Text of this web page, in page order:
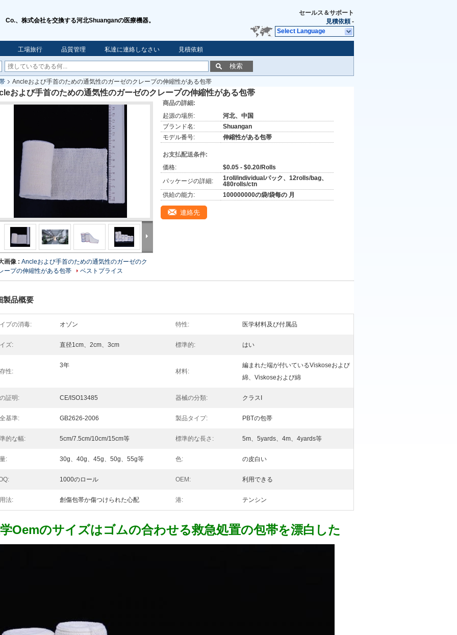
Co.、株式会社を交換する河北Shuanganの医療機器。
セールス＆サポート
見積依頼 -
Select Language
工場旅行 品質管理 私達に連絡しなさい 見積依頼
検索
Ancleおよび手首のための通気性のガーゼのクレープの伸縮性がある包帯
および手首のための通気性のガーゼのクレープの伸縮性がある包帯
画像 : Ancleおよび手首のための通気性のガーゼのク
ープの伸縮性がある包帯
ベストプライス
商品の詳細:
起源の場所:
河北、中国
ブランド名:
Shuangan
モデル番号:
伸縮性がある包帯
お支払配送条件:
価格:
$0.05 - $0.20/Rolls
パッケージの詳細:
1roll/individualパック、12rolls/bag、
480rolls/ctn
供給の能力:
100000000の袋/袋每の 月
連絡先
製品概要
プの消毒: オゾン 特性: 医学材料及び付属品
ズ: 直径1cm、2cm、3cm 標準的: はい
性:
3年
材料:
編まれた端が付いているViskoseおよび
綿、Viskoseおよび綿
証明: CE/ISO13485 器械の分類: クラスI
基準: GB2626-2006 製品タイプ: PBTの包帯
的な幅: 5cm/7.5cm/10cm/15cm等 標準的な長さ: 5m、5yards、4m、4yards等
: 30g、40g、45g、50g、55g等 色: の皮白い
1000のロール OEM: 利用できる
法: 創傷包帯か傷つけられた心配 港: テンシン
Oemのサイズはゴムの合わせる救急処置の包帯を漂白した